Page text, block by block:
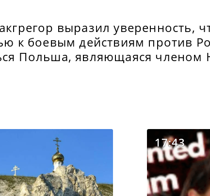
выразил уверенность,
к боевым действиям против
Польша, являющаяся членом
17:43